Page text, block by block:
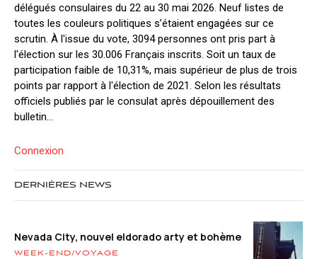
délégués consulaires du 22 au 30 mai 2026. Neuf listes de
toutes les couleurs politiques s’étaient engagées sur ce
scrutin. À l'issue du vote, 3094 personnes ont pris part à
l'élection sur les 30.006 Français inscrits. Soit un taux de
participation faible de 10,31%, mais supérieur de plus de trois
points par rapport à l'élection de 2021. Selon les résultats
officiels publiés par le consulat après dépouillement des
bulletin...
Connexion
DERNIÈRES NEWS
Nevada City, nouvel eldorado arty et bohème
WEEK-END/VOYAGE